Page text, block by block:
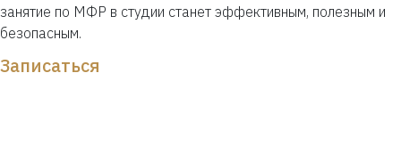
занятие по МФР в студии станет эффективным, полезным и
безопасным.
Записаться